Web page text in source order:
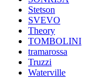
Stetson
SVEVO
Theory
TOMBOLINI
tramarossa
Truzzi
Waterville